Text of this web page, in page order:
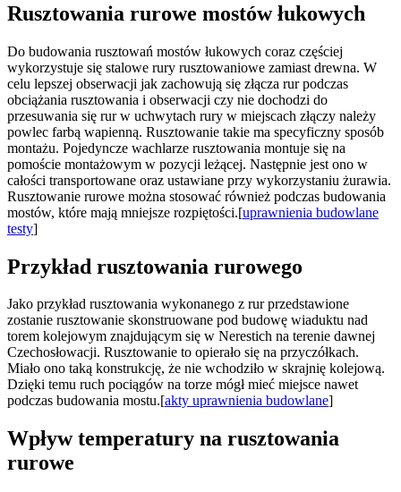
Rusztowania rurowe mostów łukowych
Do budowania rusztowań mostów łukowych coraz częściej
wykorzystuje się stalowe rury rusztowaniowe zamiast drewna. W
celu lepszej obserwacji jak zachowują się złącza rur podczas
obciążania rusztowania i obserwacji czy nie dochodzi do
przesuwania się rur w uchwytach rury w miejscach złączy należy
powlec farbą wapienną. Rusztowanie takie ma specyficzny sposób
montażu. Pojedyncze wachlarze rusztowania montuje się na
pomoście montażowym w pozycji leżącej. Następnie jest ono w
całości transportowane oraz ustawiane przy wykorzystaniu żurawia.
Rusztowanie rurowe można stosować również podczas budowania
mostów, które mają mniejsze rozpiętości.[uprawnienia budowlane
testy]
Przykład rusztowania rurowego
Jako przykład rusztowania wykonanego z rur przedstawione
zostanie rusztowanie skonstruowane pod budowę wiaduktu nad
torem kolejowym znajdującym się w Nerestich na terenie dawnej
Czechosłowacji. Rusztowanie to opierało się na przyczółkach.
Miało ono taką konstrukcję, że nie wchodziło w skrajnię kolejową.
Dzięki temu ruch pociągów na torze mógł mieć miejsce nawet
podczas budowania mostu.[akty uprawnienia budowlane]
Wpływ temperatury na rusztowania
rurowe